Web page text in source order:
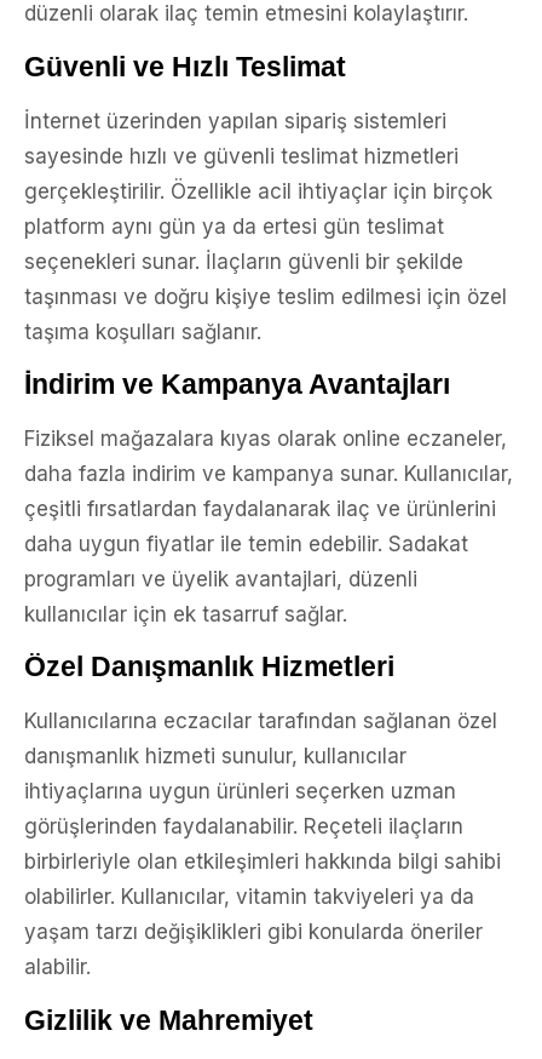
düzenli olarak ilaç temin etmesini kolaylaştırır.
Güvenli ve Hızlı Teslimat
İnternet üzerinden yapılan sipariş sistemleri
sayesinde hızlı ve güvenli teslimat hizmetleri
gerçekleştirilir. Özellikle acil ihtiyaçlar için birçok
platform aynı gün ya da ertesi gün teslimat
seçenekleri sunar. İlaçların güvenli bir şekilde
taşınması ve doğru kişiye teslim edilmesi için özel
taşıma koşulları sağlanır.
İndirim ve Kampanya Avantajları
Fiziksel mağazalara kıyas olarak online eczaneler,
daha fazla indirim ve kampanya sunar. Kullanıcılar,
çeşitli fırsatlardan faydalanarak ilaç ve ürünlerini
daha uygun fiyatlar ile temin edebilir. Sadakat
programları ve üyelik avantajlari, düzenli
kullanıcılar için ek tasarruf sağlar.
Özel Danışmanlık Hizmetleri
Kullanıcılarına eczacılar tarafından sağlanan özel
danışmanlık hizmeti sunulur, kullanıcılar
ihtiyaçlarına uygun ürünleri seçerken uzman
görüşlerinden faydalanabilir. Reçeteli ilaçların
birbirleriyle olan etkileşimleri hakkında bilgi sahibi
olabilirler. Kullanıcılar, vitamin takviyeleri ya da
yaşam tarzı değişiklikleri gibi konularda öneriler
alabilir.
Gizlilik ve Mahremiyet